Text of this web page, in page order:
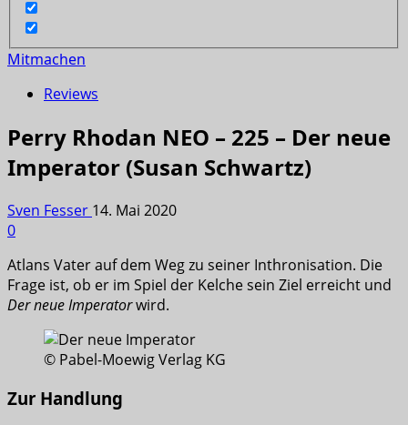
Mitmachen
Reviews
Perry Rhodan NEO – 225 – Der neue
Imperator (Susan Schwartz)
Sven Fesser 14. Mai 2020
0
Atlans Vater auf dem Weg zu seiner Inthronisation. Die
Frage ist, ob er im Spiel der Kelche sein Ziel erreicht und
Der neue Imperatorwird.
© Pabel-Moewig Verlag KG
Zur Handlung